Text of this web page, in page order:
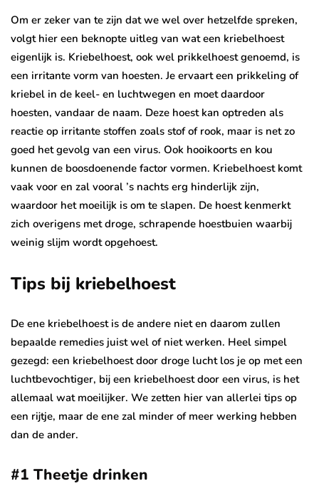
Om er zeker van te zijn dat we wel over hetzelfde spreken,
volgt hier een beknopte uitleg van wat een kriebelhoest
eigenlijk is. Kriebelhoest, ook wel prikkelhoest genoemd, is
een irritante vorm van hoesten. Je ervaart een prikkeling of
kriebel in de keel- en luchtwegen en moet daardoor
hoesten, vandaar de naam. Deze hoest kan optreden als
reactie op irritante stoffen zoals stof of rook, maar is net zo
goed het gevolg van een virus. Ook hooikoorts en kou
kunnen de boosdoenende factor vormen. Kriebelhoest komt
vaak voor en zal vooral ’s nachts erg hinderlijk zijn,
waardoor het moeilijk is om te slapen. De hoest kenmerkt
zich overigens met droge, schrapende hoestbuien waarbij
weinig slijm wordt opgehoest.
Tips bij kriebelhoest
De ene kriebelhoest is de andere niet en daarom zullen
bepaalde remedies juist wel of niet werken. Heel simpel
gezegd: een kriebelhoest door droge lucht los je op met een
luchtbevochtiger, bij een kriebelhoest door een virus, is het
allemaal wat moeilijker. We zetten hier van allerlei tips op
een rijtje, maar de ene zal minder of meer werking hebben
dan de ander.
#1 Theetje drinken